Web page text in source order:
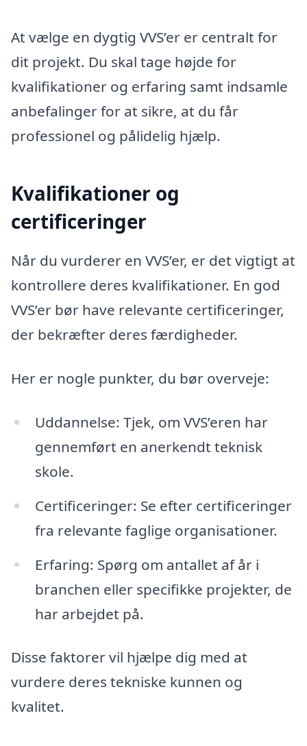
At vælge en dygtig VVS’er er centralt for
dit projekt. Du skal tage højde for
kvalifikationer og erfaring samt indsamle
anbefalinger for at sikre, at du får
professionel og pålidelig hjælp.
Kvalifikationer og
certificeringer
Når du vurderer en VVS’er, er det vigtigt at
kontrollere deres kvalifikationer. En god
VVS’er bør have relevante certificeringer,
der bekræfter deres færdigheder.
Her er nogle punkter, du bør overveje:
Uddannelse: Tjek, om VVS’eren har
gennemført en anerkendt teknisk
skole.
Certificeringer: Se efter certificeringer
fra relevante faglige organisationer.
Erfaring: Spørg om antallet af år i
branchen eller specifikke projekter, de
har arbejdet på.
Disse faktorer vil hjælpe dig med at
vurdere deres tekniske kunnen og
kvalitet.